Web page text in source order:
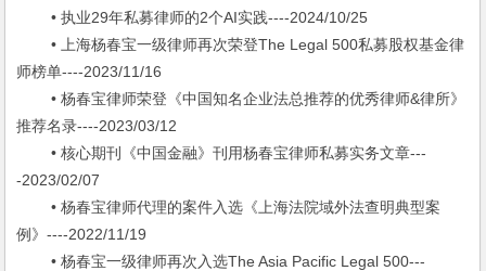
• 执业29年私募律师的2个AI实践----2024/10/25
• 上海杨春宝一级律师再次荣登The Legal 500私募股权基金律
师榜单----2023/11/16
• 杨春宝律师荣登《中国知名企业法总推荐的优秀律师&律所》
推荐名录----2023/03/12
• 核心期刊《中国金融》刊用杨春宝律师私募实务文章---
-2023/02/07
• 杨春宝律师代理的案件入选《上海法院域外法查明典型案
例》----2022/11/19
• 杨春宝一级律师再次入选The Asia Pacific Legal 500---